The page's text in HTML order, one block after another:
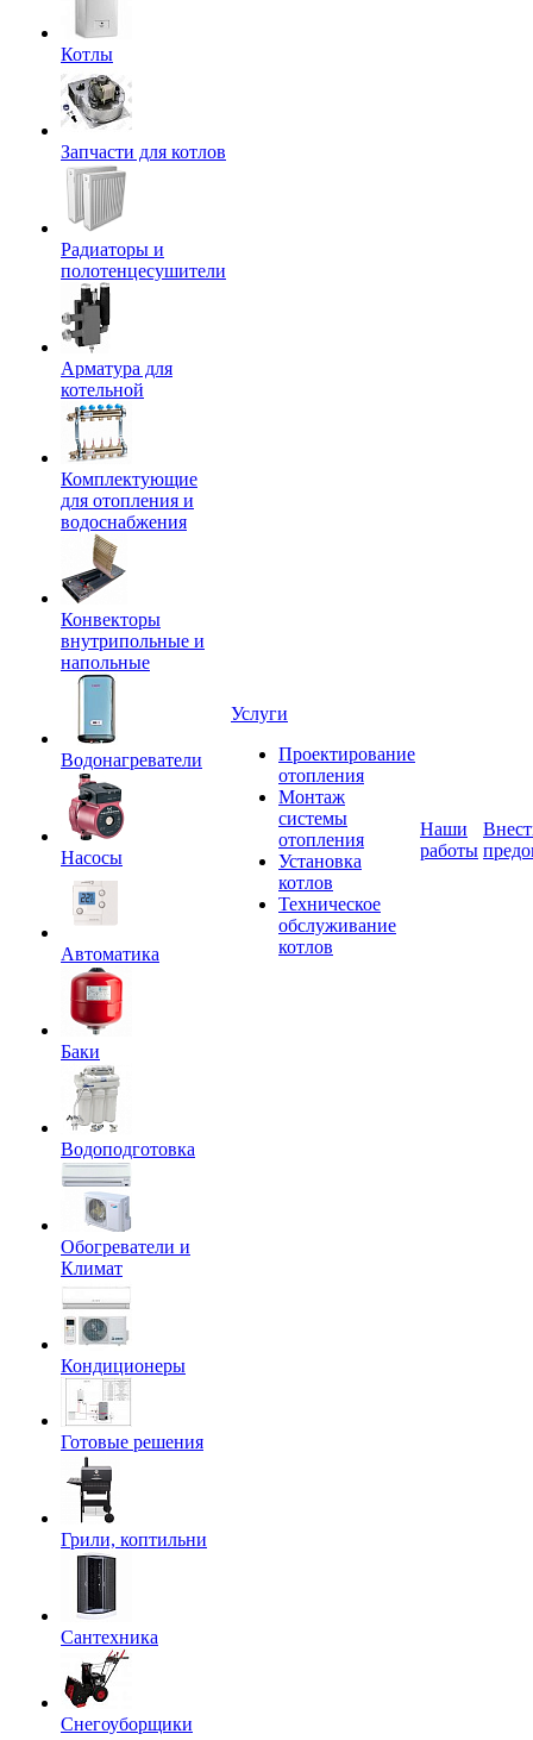
Котлы
Запчасти для котлов
Радиаторы и
полотенцесушители
Арматура для
котельной
Комплектующие
для отопления и
водоснабжения
Конвекторы
внутрипольные и
напольные
Водонагреватели
Насосы
Автоматика
Баки
Водоподготовка
Обогреватели и
Климат
Кондиционеры
Готовые решения
Грили, коптильни
Сантехника
Снегоуборщики
Услуги
Проектирование
отопления
Монтаж
системы
отопления
Установка
котлов
Техническое
обслуживание
котлов
Наши
работы